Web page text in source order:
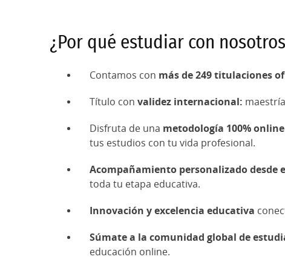
Maestría Universitaria en Bienestar
Maestría Universitaria en
Maestría Universitaria en Estudios
Maestría Universitaria en Traducción
Maestría Universitaria en Tendencias
Maestría Universitaria en Historia del
¿Por qué estudiar con
Contamos con más de 249 titulaciones
Título con validez internacional:
Disfruta de una metodología 100%
tus estudios con tu vida profesional.
Acompañamiento personalizado desde
toda tu etapa educativa.
Innovación y excelencia educativa
Súmate a la comunidad global de
educación online.